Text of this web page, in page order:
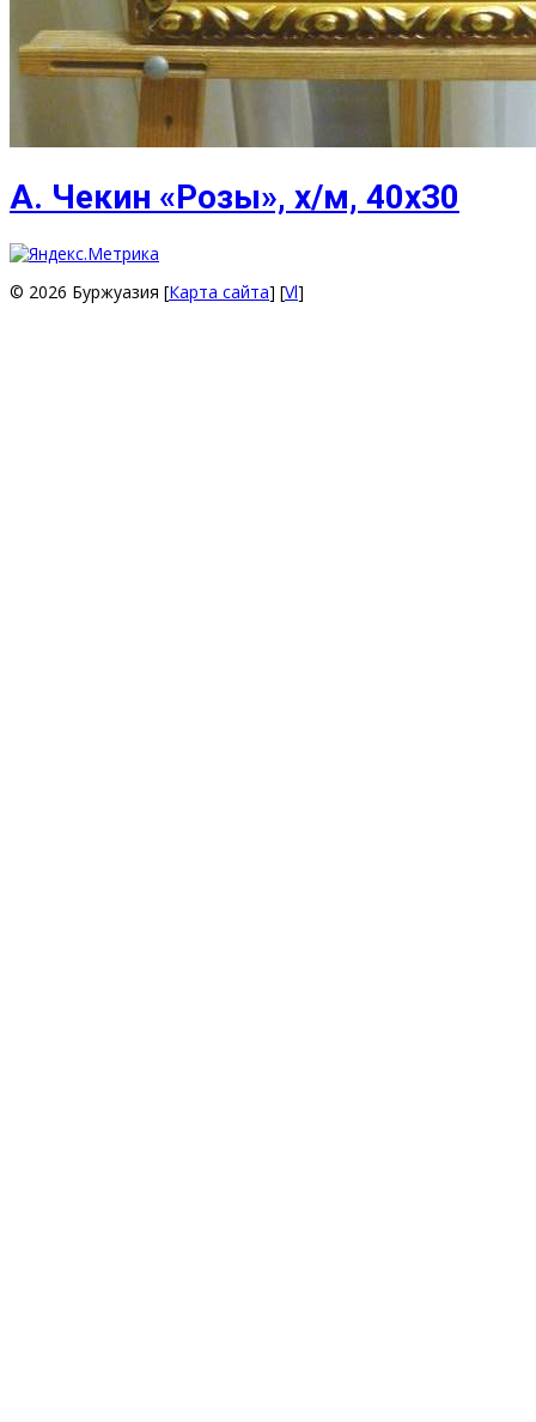
А. Чекин «Розы», х/м, 40х30
© 2026 Буржуазия [Карта сайта] [Vl]